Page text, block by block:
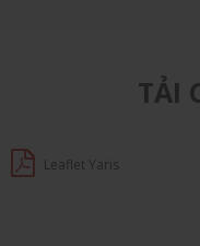
TẢI
Leaflet Yaris